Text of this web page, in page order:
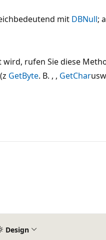
mit DBNull;
rufen Sie diese
GetByte. B. , , GetChar
Design